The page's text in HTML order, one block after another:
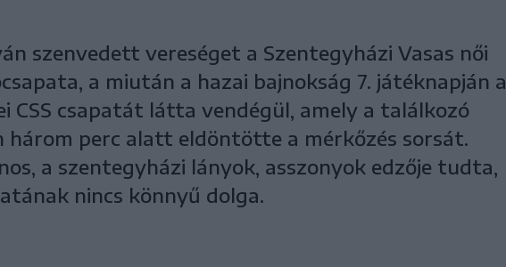
szenvedett vereséget a Szentegyházi Vasas női
a miután a hazai bajnokság 7. játéknapján a
CSS csapatát látta vendégül, amely a találkozó
három perc alatt eldöntötte a mérkőzés sorsát.
a szentegyházi lányok, asszonyok edzője tudta,
nincs könnyű dolga.